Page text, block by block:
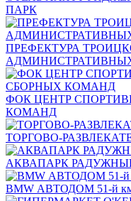
ПАРК
ПРЕФЕКТУРА
ФОК ЦЕНТР
КОМАНД
ТОРГОВО-
АКВАПАРК
BMW АВТОДОМ 51-й